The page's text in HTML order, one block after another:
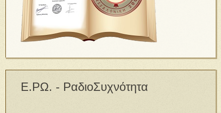
Ε.ΡΩ. - ΡαδιοΣυχνότητα